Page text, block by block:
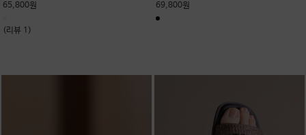
65,800원
(리뷰 1)
69,800원